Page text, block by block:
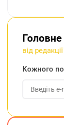
від
Кожного